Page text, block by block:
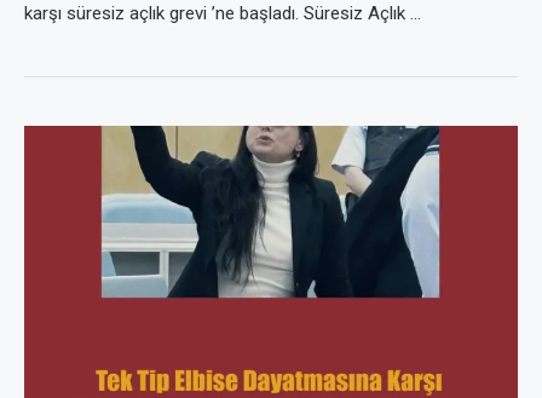
karşı süresiz açlık grevi ’ne başladı. Süresiz Açlık …